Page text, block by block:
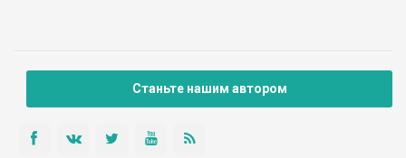
Станьте нашим автором